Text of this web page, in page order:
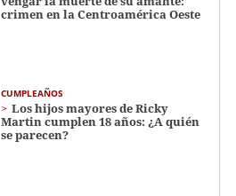
crimen en la Centroamérica Oeste
CUMPLEAÑOS
Los hijos mayores de Ricky
Martin cumplen 18 años: ¿A quién
se parecen?